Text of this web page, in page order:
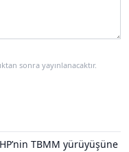
sonra yayınlanacaktır.
TBMM yürüyüşüne